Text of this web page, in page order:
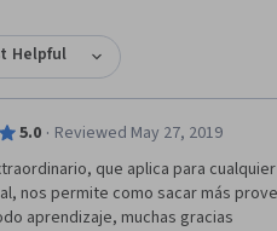
Helpful
5.0 · Reviewed May 27, 2019
que aplica para
nos permite como sacar más
aprendizaje, muchas gracias